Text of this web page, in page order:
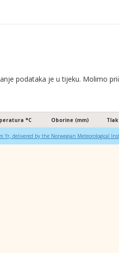
podataka je u tijeku. Molimo
°C Oborine (mm)
Yr, delivered by the Norwegian Meteorological